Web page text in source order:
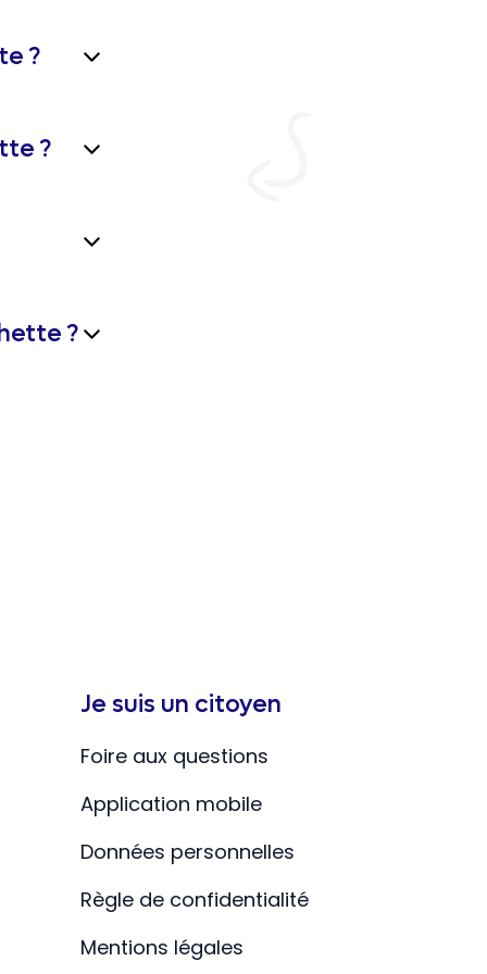
?
?
?
Je suis un citoyen
Foire aux questions
Application mobile
Données personnelles
Règle de confidentialité
Mentions légales